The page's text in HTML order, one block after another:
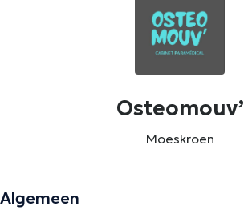
Osteomouv’
Moeskroen
Algemeen